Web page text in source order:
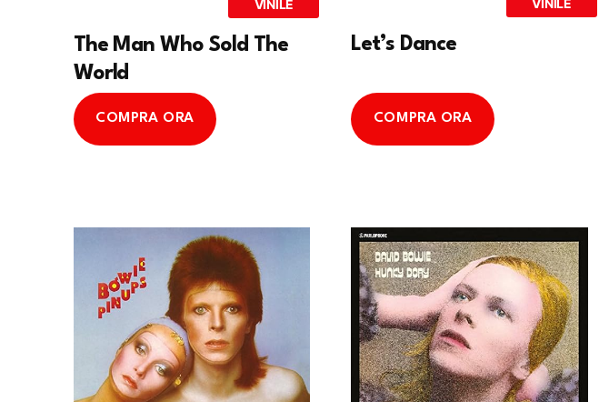
VINILE
The Man Who Sold The
World
COMPRA ORA
VINILE
Let’s Dance
COMPRA ORA